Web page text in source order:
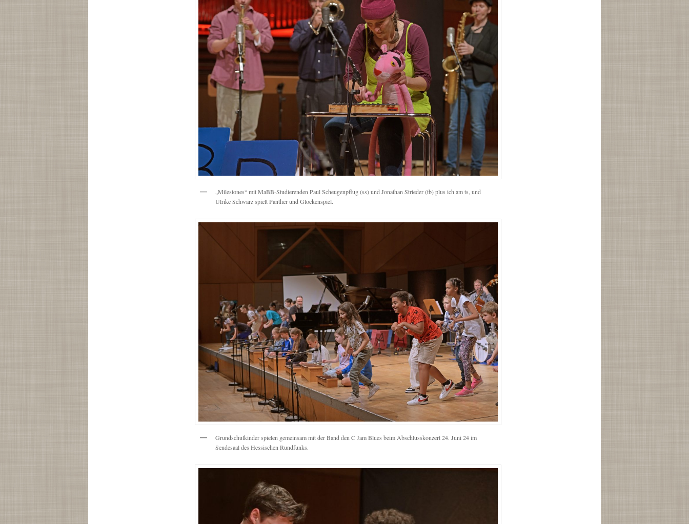
„Milestones“ mit MaBB-Studierenden Paul Scheugenpflug (ss) und Jonathan Strieder (tb) plus ich am ts, und
Ulrike Schwarz spielt Panther und Glockenspiel.
Grundschulkinder spielen gemeinsam mit der Band den C Jam Blues beim Abschlusskonzert 24. Juni 24 im
Sendesaal des Hessischen Rundfunks.